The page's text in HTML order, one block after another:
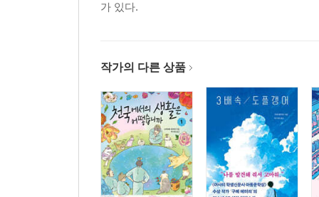
가 있다.
작가의 다른 상품